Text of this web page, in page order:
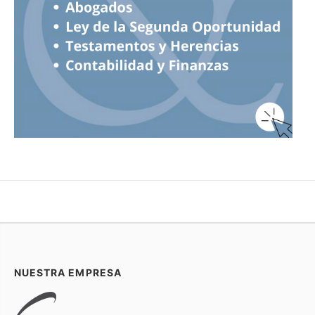
NUESTRA EMPRESA